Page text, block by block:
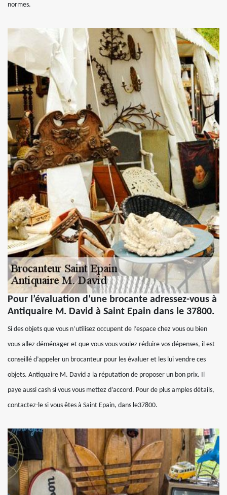
normes.
Pour l’évaluation d’une brocante adressez-vous à
Antiquaire M. David à Saint Epain dans le 37800.
Si des objets que vous n’utilisez occupent de l’espace chez vous ou bien
vous allez déménager et que vous vous voulez réduire vos dépenses, il est
conseillé d’appeler un brocanteur pour les évaluer et les lui vendre ces
objets. Antiquaire M. David a la réputation de proposer un bon prix. Il
paye aussi cash si vous vous mettez d’accord. Pour de plus amples détails,
contactez-le si vous êtes à Saint Epain, dans le37800.